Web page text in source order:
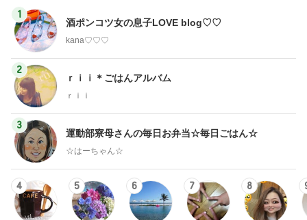
1
酒ポンコツ女の息子LOVE blog♡♡
kana♡♡♡
2
ｒｉｉ＊ごはんアルバム
ｒｉｉ
3
運動部寮母さんの毎日お弁当☆毎日ごはん☆
☆はーちゃん☆
4 5 6 7 8